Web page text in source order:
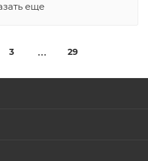
еще
3 29